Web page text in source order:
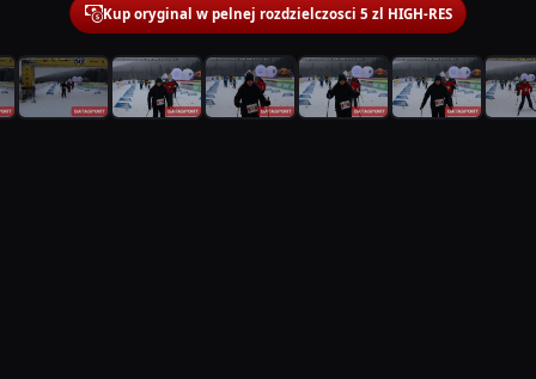
Kup oryginal w pelnej rozdzielczosci 5 zl HIGH-RES